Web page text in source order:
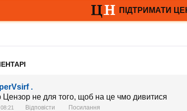
.
Цензор не для того, щоб на це чмо дивитися
Відповісти Посилання